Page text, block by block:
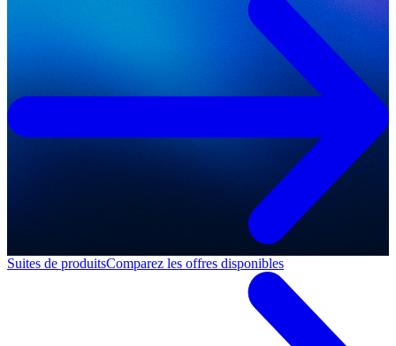
Suites de produitsComparez les offres disponibles